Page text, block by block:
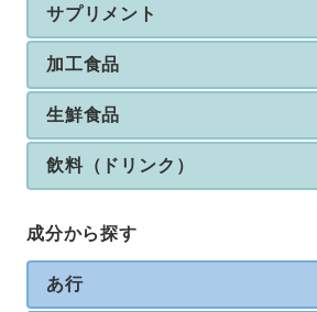
サプリメント
加工食品
生鮮食品
飲料（ドリンク）
成分から探す
あ行